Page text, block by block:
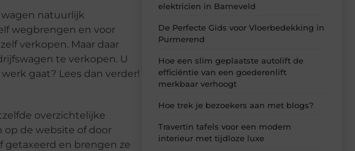
natuurlijk
wegbrengen en voor
verkopen. Maar daar
te verkopen. U
gaat? Lees dan verder!
overzichtelijke
op de website of door
getaxeerd en brengen ze
elektricien in Barneveld
De Perfecte Gids voor Vloerbedekking in
Purmerend
Hoe een slim geplaatste autolift de
efficiëntie van een goederenlift
merkbaar verhoogt
Hoe trek je bezoekers aan met blogs?
Travertin tafels voor een modern
interieur met tijdloze luxe